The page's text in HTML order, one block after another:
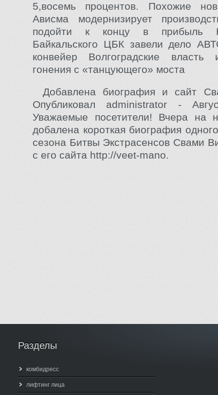
5,восемь процентов. Похожие
Ависма модернизирует
подойти к концу в прибыль
Байкальского ЦБК завели дело
конвейер Волгоградские
гонения с «танцующего» моста
Добавлена биография и сайт
Опубликовал administrator -
Уважаемые посетители! Вчера на
добалена короткая биография
сезона Битвы Экстрасенсов Свами
с его сайта http://veet-mano.
Разделы
комбидресс
лифтинг лица